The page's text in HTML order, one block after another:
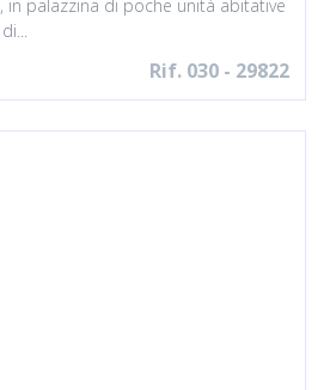
in palazzina di poche unità abitative
Rif. 030 - 29822